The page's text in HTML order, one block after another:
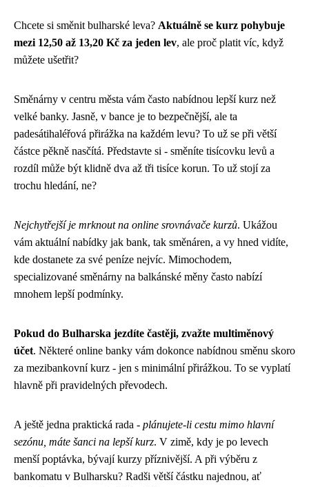
Chcete si směnit bulharské leva? Aktuálně se kurz pohybuje
mezi 12,50 až 13,20 Kč za jeden lev, ale proč platit víc, když
můžete ušetřit?
Směnárny v centru města vám často nabídnou lepší kurz než
velké banky. Jasně, v bance je to bezpečnější, ale ta
padesátihaléřová přirážka na každém levu? To už se při větší
částce pěkně nasčítá. Představte si - směníte tisícovku levů a
rozdíl může být klidně dva až tři tisíce korun. To už stojí za
trochu hledání, ne?
Nejchytřejší je mrknout na online srovnávače kurzů. Ukážou
vám aktuální nabídky jak bank, tak směnáren, a vy hned vidíte,
kde dostanete za své peníze nejvíc. Mimochodem,
specializované směnárny na balkánské měny často nabízí
mnohem lepší podmínky.
Pokud do Bulharska jezdíte častěji, zvažte multiměnový
účet. Některé online banky vám dokonce nabídnou směnu skoro
za mezibankovní kurz - jen s minimální přirážkou. To se vyplatí
hlavně při pravidelných převodech.
A ještě jedna praktická rada - plánujete-li cestu mimo hlavní
sezónu, máte šanci na lepší kurz. V zimě, kdy je po levech
menší poptávka, bývají kurzy příznivější. A při výběru z
bankomatu v Bulharsku? Radši větší částku najednou, ať